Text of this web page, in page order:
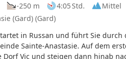
-250 m 4:05 Std.
Mittel
(Gard) (Gard)
in Russan und führt Sie durch
Sainte-Anastasie. Auf dem
Dorf Vic und steigen dann hinab